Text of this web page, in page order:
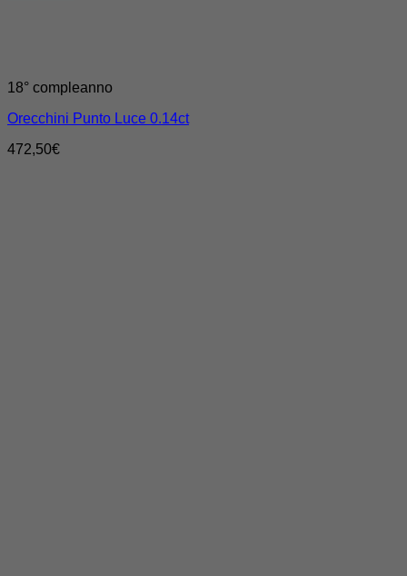
18° compleanno
Orecchini Punto Luce 0.14ct
472,50€